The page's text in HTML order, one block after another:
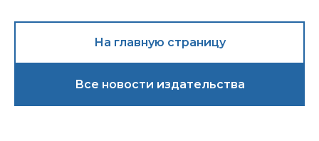
На главную страницу
Все новости издательства